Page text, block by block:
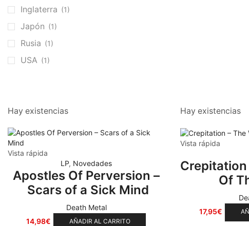
Punk(146)
Sludge(35)
Stoner(22)
Thrash Metal
Inglaterra (1)
Japón (1)
Rusia (1)
USA (1)
Hay existencias
Vista rápida
LP, Novedades
Apostles Of Perversion –
Scars of a Sick Mind
Death Metal
14,98€ AÑADIR AL CARRITO
Hay existencias
Vista rápida
Of
17,95€